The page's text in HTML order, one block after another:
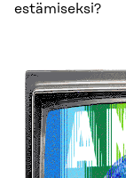
estämiseksi?